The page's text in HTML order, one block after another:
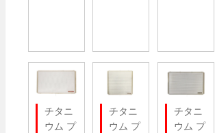
チタニ
ウム プ
チタニ
ウム プ
チタニ
ウム プ